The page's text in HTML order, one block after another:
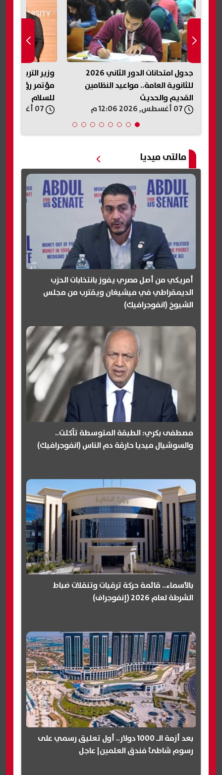
جدول امتحانات الدور الثاني 2026
مواعيد النظامين
وزير التربية والتعليم يشارك في
مؤتمر رؤساء الجامعات العالمي
07 أغسطس, 2026 11:57 ص
مالتى ميديا
أمريكي من أصل مصري يفوز بانتخابات الحزب
الديمقراطي في ميشيغان ويقترب من مجلس
الشيوخ (انفوجرافيك)
مصطفى بكري: الطبقة المتوسطة تآكلت..
والسوشيال ميديا حارقة دم الناس (انفوجرافيك)
بالأسماء.. قائمة حركة ترقيات وتنقلات ضباط
الشرطة لعام 2026 (إنفوجراف)
بعد أزمة الـ 1000 دولار.. أول تعليق رسمي على
رسوم شاطئ فندق العلمين| عاجل